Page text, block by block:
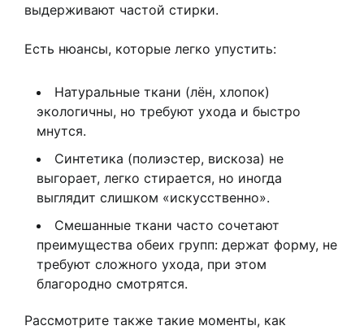
выдерживают частой стирки.
Есть нюансы, которые легко упустить:
Натуральные ткани (лён, хлопок)
экологичны, но требуют ухода и быстро
мнутся.
Синтетика (полиэстер, вискоза) не
выгорает, легко стирается, но иногда
выглядит слишком «искусственно».
Смешанные ткани часто сочетают
преимущества обеих групп: держат форму, не
требуют сложного ухода, при этом
благородно смотрятся.
Рассмотрите также такие моменты, как